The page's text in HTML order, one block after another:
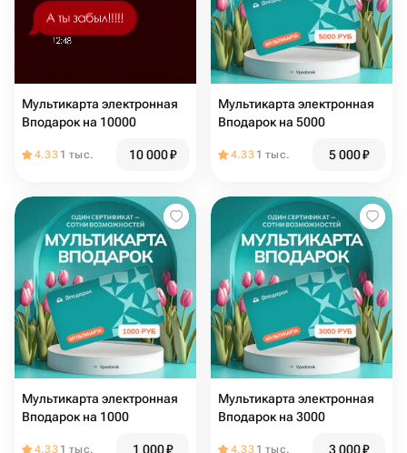
Мультикарта электронная
Вподарок на 10000
4.33 1 тыс. 10 000₽
Мультикарта электронная
Вподарок на 5000
4.33 1 тыс. 5 000₽
Мультикарта электронная
Вподарок на 1000
4.33 1 тыс. 1 000₽
Мультикарта электронная
Вподарок на 3000
4.33 1 тыс. 3 000₽